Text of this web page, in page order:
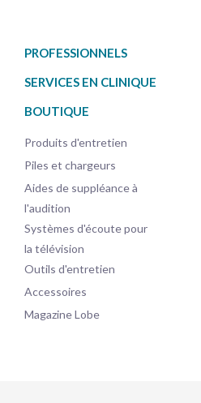
PROFESSIONNELS
SERVICES EN CLINIQUE
BOUTIQUE
Produits d'entretien
Piles et chargeurs
Aides de suppléance à
l'audition
Systèmes d'écoute pour
la télévision
Outils d'entretien
Accessoires
Magazine Lobe